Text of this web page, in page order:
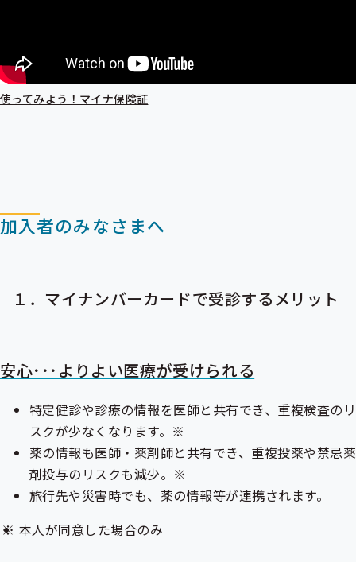
使ってみよう！マイナ保険証
加入者のみなさまへ
１．マイナンバーカードで受診するメリット
安心･･･よりよい医療が受けられる
特定健診や診療の情報を医師と共有でき、重複検査のリ
スクが少なくなります。※
薬の情報も医師・薬剤師と共有でき、重複投薬や禁忌薬
剤投与のリスクも減少。※
旅行先や災害時でも、薬の情報等が連携されます。
本人が同意した場合のみ